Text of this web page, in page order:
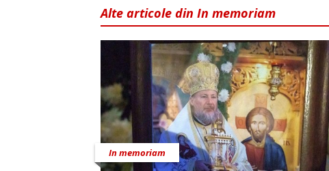
Alte articole din In memoriam
In memoriam